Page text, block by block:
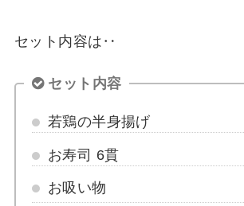
セット内容は‥
セット内容
若鶏の半身揚げ
お寿司 6貫
お吸い物